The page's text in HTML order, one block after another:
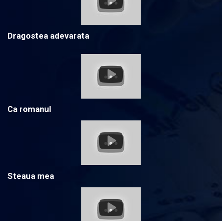
Dragostea adevarata
Ca romanul
Steaua mea